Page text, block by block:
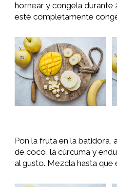
hornear y congela durante
esté completamente
Pon la fruta en la batidora,
de coco, la cúrcuma y
al gusto. Mezcla hasta